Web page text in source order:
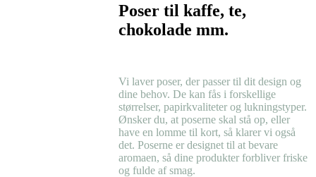
Poser til kaffe, te,
chokolade mm.
Vi laver poser, der passer til dit design og
dine behov. De kan fås i forskellige
størrelser, papirkvaliteter og lukningstyper.
Ønsker du, at poserne skal stå op, eller
have en lomme til kort, så klarer vi også
det. Poserne er designet til at bevare
aromaen, så dine produkter forbliver friske
og fulde af smag.